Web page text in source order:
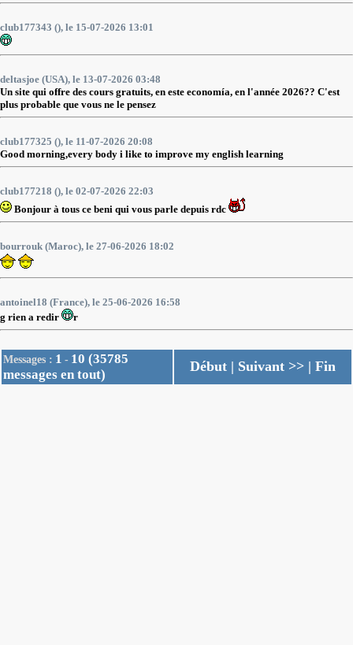
club177343 (), le 15-07-2026 13:01
deltasjoe (USA), le 13-07-2026 03:48
Un site qui offre des cours gratuits, en este economía, en l'année 2026?? C'est
plus probable que vous ne le pensez
club177325 (), le 11-07-2026 20:08
Good morning,every body i like to improve my english learning
club177218 (), le 02-07-2026 22:03
Bonjour à tous ce beni qui vous parle depuis rdc
bourrouk (Maroc), le 27-06-2026 18:02
antoinel18 (France), le 25-06-2026 16:58
g rien a redir
r
Messages : 1 - 10 (35785
messages en tout)
Début | Suivant >> | Fin